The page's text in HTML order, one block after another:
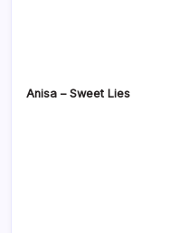
Anisa – Sweet Lies